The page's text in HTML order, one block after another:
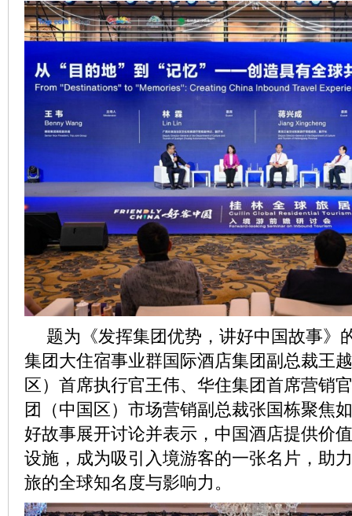
题为《发挥集团优势，讲好中国故事》
集团大住宿事业群国际酒店集团副总裁王
区）首席执行官王伟、华住集团首席营销
团（中国区）市场营销副总裁张国栋聚焦
好故事展开讨论并表示，中国酒店提供价
设施，成为吸引入境游客的一张名片，助
旅的全球知名度与影响力。